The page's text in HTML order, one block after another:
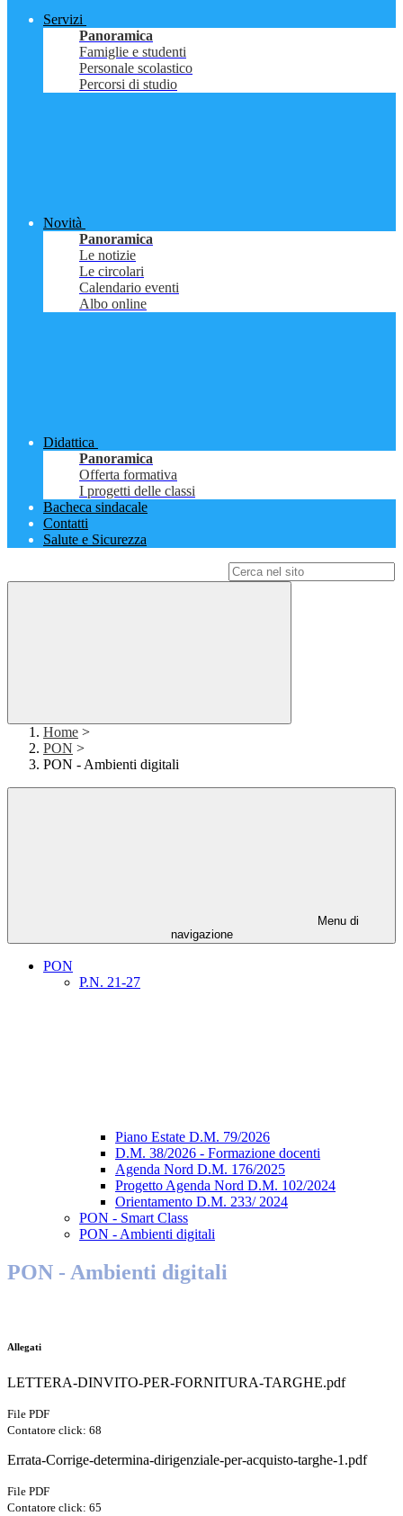
Servizi
Panoramica
Famiglie e studenti
Personale scolastico
Percorsi di studio
Novità
Panoramica
Le notizie
Le circolari
Calendario eventi
Albo online
Didattica
Panoramica
Offerta formativa
I progetti delle classi
Bacheca sindacale
Contatti
Salute e Sicurezza
Home >
PON >
PON - Ambienti digitali
Menu di
navigazione
PON
P.N. 21-27
Piano Estate D.M. 79/2026
D.M. 38/2026 - Formazione docenti
Agenda Nord D.M. 176/2025
Progetto Agenda Nord D.M. 102/2024
Orientamento D.M. 233/ 2024
PON - Smart Class
PON - Ambienti digitali
PON - Ambienti digitali
Allegati
LETTERA-DINVITO-PER-FORNITURA-TARGHE.pdf
File PDF
Contatore click: 68
Errata-Corrige-determina-dirigenziale-per-acquisto-targhe-1.pdf
File PDF
Contatore click: 65